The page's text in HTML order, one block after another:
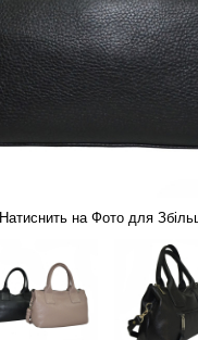
Натиснить на Фото для